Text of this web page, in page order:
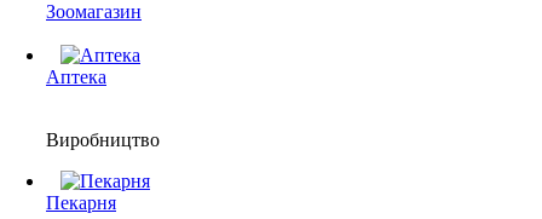
Зоомагазин
Аптека
Виробництво
Пекарня